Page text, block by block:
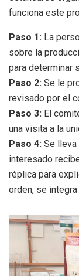
funciona este
Paso 1: La
sobre la
para determinar
Paso 2: Se le
revisado por el
Paso 3: El
una visita a la
Paso 4: Se lleva
interesado
réplica para
orden, se